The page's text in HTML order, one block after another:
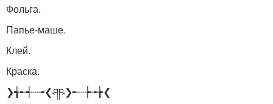
Фольга.
Папье-маше.
Клей.
Краска.
❯╅╾┽┄╼❮ཤཥ❯╾┄┾╼╆❮